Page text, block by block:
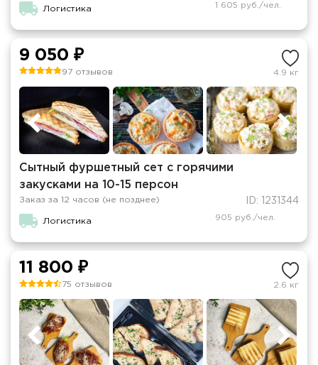
Логистика 1 605 руб./чел.
9 050 ₽
97 отзывов 4.9 кг
Сытный фуршетный сет с горячими
закусками на 10-15 персон
Заказ за 12 часов (не позднее) ID: 1231344
Логистика 905 руб./чел.
11 800 ₽
75 отзывов 2.6 кг